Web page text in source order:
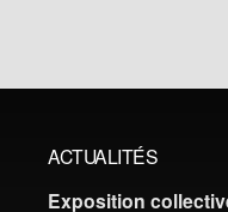
ACTUALITÉS
Exposition